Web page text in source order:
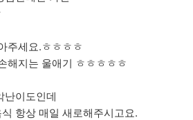
주세요.ㅎㅎㅎㅎ
해지는 울애기 ㅎㅎㅎㅎㅎ
난이도인데
항상 매일 새로해주시고요.